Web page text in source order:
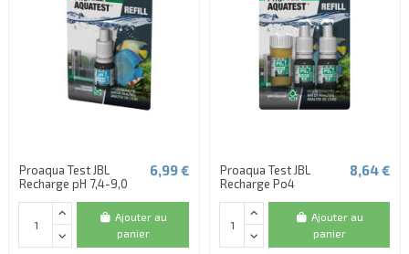
Proaqua Test JBL
Recharge pH 7,4-9,0
6,99 €
Ajouter au
panier
Proaqua Test JBL
Recharge Po4
8,64 €
Ajouter au
panier